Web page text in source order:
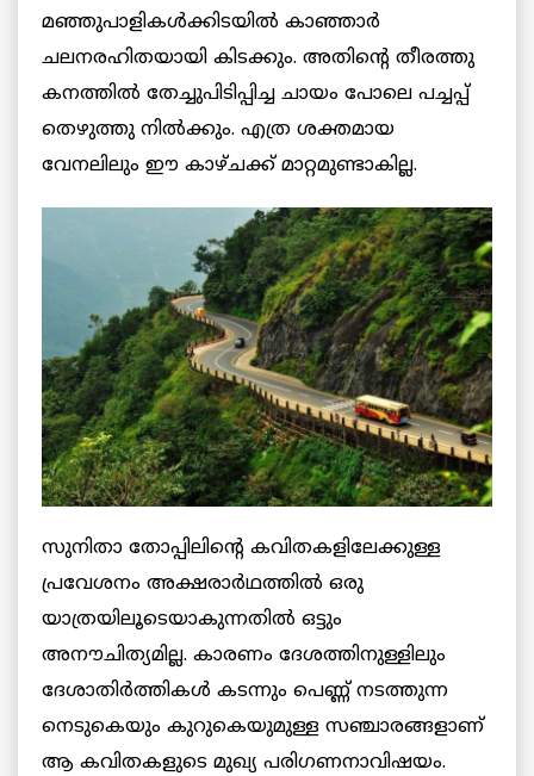
മഞ്ഞുപാളികൾക്കിടയിൽ കാഞ്ഞാർ
ചലനരഹിതയായി കിടക്കും. അതിന്റെ തീരത്തു
കനത്തിൽ തേച്ചുപിടിപ്പിച്ച ചായം പോലെ പച്ചപ്പ്
തെഴുത്തു നിൽക്കും. എത്ര ശക്തമായ
വേനലിലും ഈ കാഴ്ചക്ക് മാറ്റമുണ്ടാകില്ല.
സുനിതാ തോപ്പിലിന്റെ കവിതകളിലേക്കുള്ള
പ്രവേശനം അക്ഷരാർഥത്തിൽ ഒരു
യാത്രയിലൂടെയാകുന്നതിൽ ഒട്ടും
അനൗചിത്യമില്ല. കാരണം ദേശത്തിനുള്ളിലും
ദേശാതിർത്തികൾ കടന്നും പെണ്ണ് നടത്തുന്ന
നെടുകെയും കുറുകെയുമുള്ള സഞ്ചാരങ്ങളാണ്
ആ കവിതകളുടെ മുഖ്യ പരിഗണനാവിഷയം.